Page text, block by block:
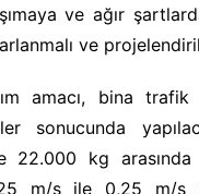
ve ağır
ve
amacı, bina trafik
sonucunda
kg arasında
m/s ile 0,25 m/